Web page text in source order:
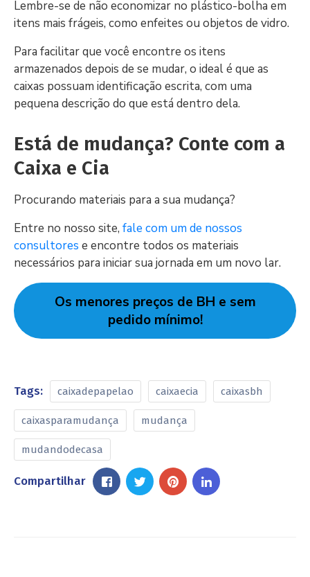
Lembre-se de não economizar no plástico-bolha em
itens mais frágeis, como enfeites ou objetos de vidro.
Para facilitar que você encontre os itens
armazenados depois de se mudar, o ideal é que as
caixas possuam identificação escrita, com uma
pequena descrição do que está dentro dela.
Está de mudança? Conte com a
Caixa e Cia
Procurando materiais para a sua mudança?
Entre no nosso site, fale com um de nossos
consultores e encontre todos os materiais
necessários para iniciar sua jornada em um novo lar.
Os menores preços de BH e sem
pedido mínimo!
Tags: caixadepapelao caixaecia caixasbh
caixasparamudança mudança
mudandodecasa
Compartilhar